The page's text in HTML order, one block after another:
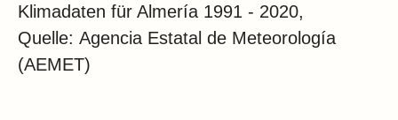
Klimadaten für Almería 1991 - 2020,
Quelle: Agencia Estatal de Meteorología
(AEMET)